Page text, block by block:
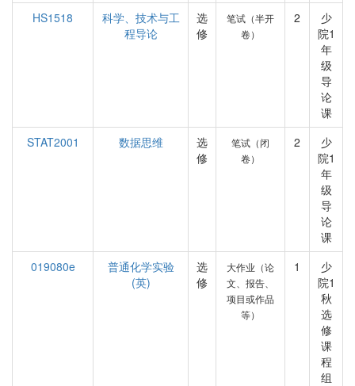
HS1518
科学、技术与工
程导论
选
修
笔试（半开
卷）
2
少
院1
年
级
导
论
课
STAT2001
数据思维
选
修
笔试（闭
卷）
2
少
院1
年
级
导
论
课
019080e
普通化学实验
(英)
选
修
大作业（论
文、报告、
项目或作品
等）
1
少
院1
秋
选
修
课
程
组